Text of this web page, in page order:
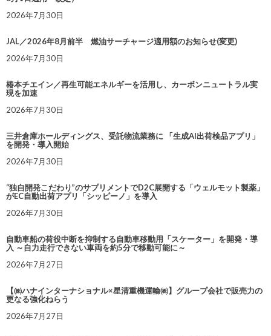
2026年7月30日
JAL／2026年8月前半 燃油サーチャージ適用額のお知らせ(変更)
2026年7月30日
椿本チエイン／再生可能エネルギーを活用し、カーボンニュートラル実
現を加速
2026年7月30日
三井倉庫ホールディングス、受託物流業務に 「生成AI出荷検品アプリ」
を開発・導入開始
2026年7月30日
“独自開発こだわり”のサプリメントでD2C展開する「ウェルモット製薬」
がEC自動出荷アプリ「シッピーノ」を導入
2026年7月30日
自動車船の荷役中断を抑制する自動車移動用「スケーター」を開発・導
入 ～自力走行できない車両を約5分で移動可能に～
2026年7月27日
【㈱ハナインターナショナル×星清重機運輸㈱】グループ会社で販売力の
更なる強化ねらう
2026年7月27日